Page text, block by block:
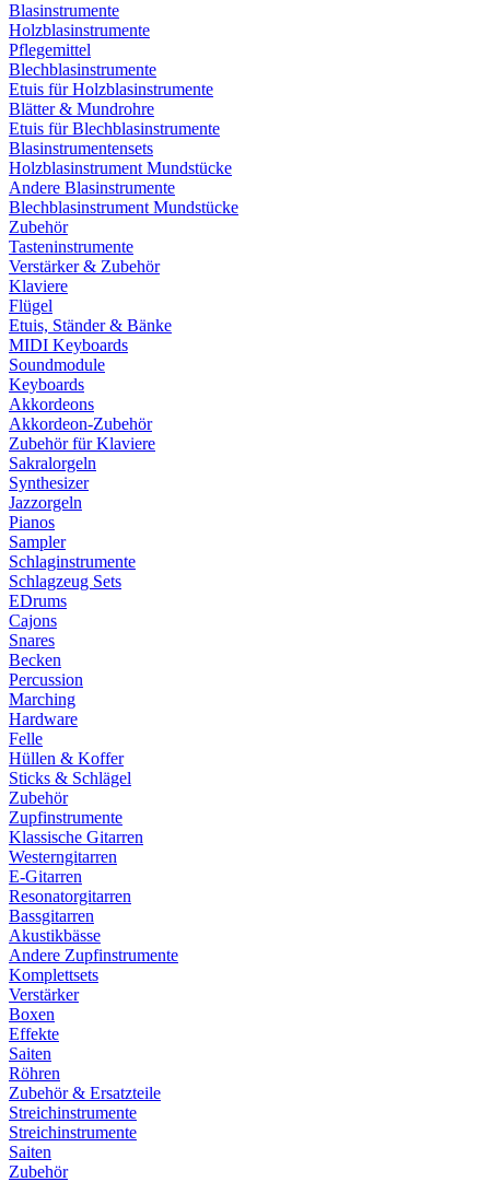
Blasinstrumente
Holzblasinstrumente
Pflegemittel
Blechblasinstrumente
Etuis für Holzblasinstrumente
Blätter & Mundrohre
Etuis für Blechblasinstrumente
Blasinstrumentensets
Holzblasinstrument Mundstücke
Andere Blasinstrumente
Blechblasinstrument Mundstücke
Zubehör
Tasteninstrumente
Verstärker & Zubehör
Klaviere
Flügel
Etuis, Ständer & Bänke
MIDI Keyboards
Soundmodule
Keyboards
Akkordeons
Akkordeon-Zubehör
Zubehör für Klaviere
Sakralorgeln
Synthesizer
Jazzorgeln
Pianos
Sampler
Schlaginstrumente
Schlagzeug Sets
EDrums
Cajons
Snares
Becken
Percussion
Marching
Hardware
Felle
Hüllen & Koffer
Sticks & Schlägel
Zubehör
Zupfinstrumente
Klassische Gitarren
Westerngitarren
E-Gitarren
Resonatorgitarren
Bassgitarren
Akustikbässe
Andere Zupfinstrumente
Komplettsets
Verstärker
Boxen
Effekte
Saiten
Röhren
Zubehör & Ersatzteile
Streichinstrumente
Streichinstrumente
Saiten
Zubehör